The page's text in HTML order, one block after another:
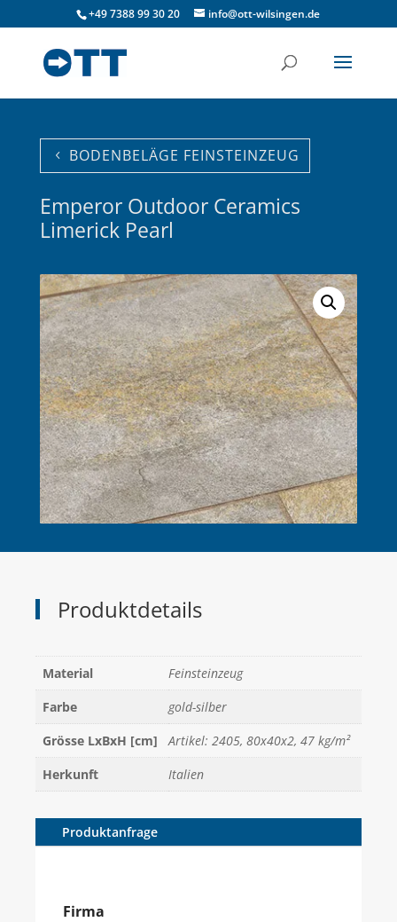
+49 7388 99 30 20 info@ott-wilsingen.de
BODENBELÄGE FEINSTEINZEUG
Emperor Outdoor Ceramics
Limerick Pearl
Produktdetails
Material
Feinsteinzeug
Farbe
gold-silber
Grösse LxBxH [cm]
Artikel: 2405, 80x40x2, 47 kg/m²
Herkunft
Italien
Produktanfrage
Firma